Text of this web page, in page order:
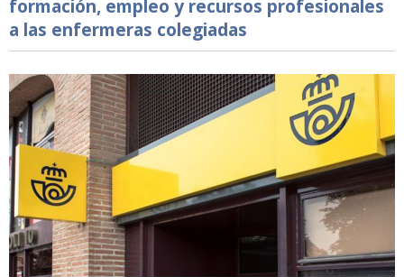
formación, empleo y recursos profesionales
a las enfermeras colegiadas